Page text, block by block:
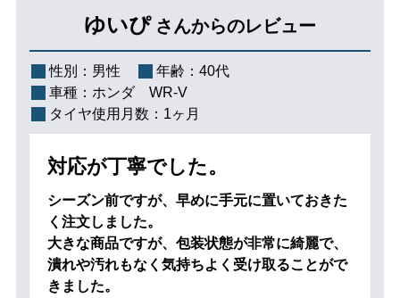
ゆいぴ さんからのレビュー
性別： 男性 年齢： 40代
車種： ホンダ WR-V
タイヤ使用月数： 1ヶ月
対応が丁寧でした。
シーズン前ですが、早めに手元に置いておきた
く注文しました。
大きな商品ですが、包装状態が非常に綺麗で、
潰れや汚れもなく気持ちよく受け取ることがで
きました。